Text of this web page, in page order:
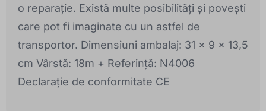
o reparație. Există multe posibilități și povești
care pot fi imaginate cu un astfel de
transportor. Dimensiuni ambalaj: 31 x 9 x 13,5
cm Vârstă: 18m + Referință: N4006
Declarație de conformitate CE